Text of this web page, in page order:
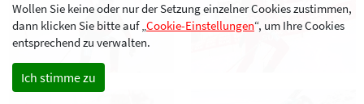
Wollen Sie keine oder nur der Setzung einzelner Cookies zustimmen,
dann klicken Sie bitte auf „Cookie-Einstellungen“, um Ihre Cookies
entsprechend zu verwalten.
Ich stimme zu